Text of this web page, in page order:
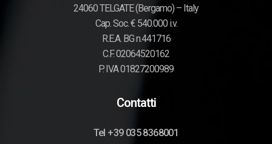
24060 TELGATE (Bergamo) – Italy
Cap. Soc. € 540.000 i.v.
R.E.A. BG n.441716
C.F. 02064520162
P. IVA 01827200989
Contatti
Tel +39 035 8368001